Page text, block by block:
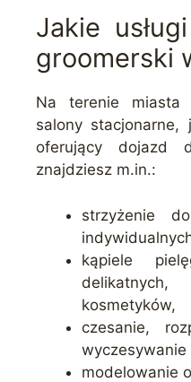
Jakie
groomerski
Na terenie miasta
salony
oferujący dojazd
znajdziesz m.in.:
strzyżenie
kąpiele
kosmetyków,
czesanie,
modelowanie